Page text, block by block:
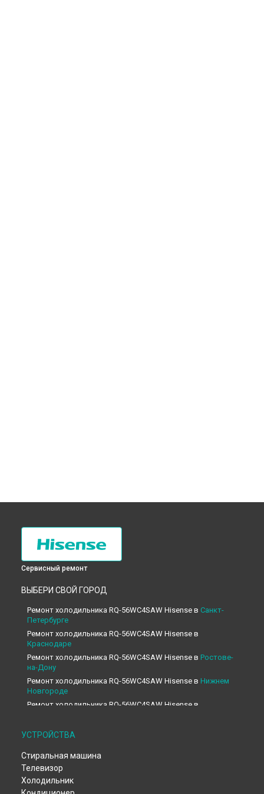
Сервисный ремонт
ВЫБЕРИ СВОЙ ГОРОД
Ремонт холодильника RQ-56WC4SAW Hisense в Санкт-
Петербурге
Ремонт холодильника RQ-56WC4SAW Hisense в
Краснодаре
Ремонт холодильника RQ-56WC4SAW Hisense в Ростове-
на-Дону
Ремонт холодильника RQ-56WC4SAW Hisense в Нижнем
Новгороде
Ремонт холодильника RQ-56WC4SAW Hisense в
Ремонт холодильника RQ-56WC4SAW Hisense в
Челябинске
Ремонт холодильника RQ-56WC4SAW Hisense в
Екатеринбурге
Ремонт холодильника RQ-56WC4SAW Hisense в
Ремонт холодильника RQ-56WC4SAW Hisense в
УСТРОЙСТВА
Стиральная машина
Телевизор
Холодильник